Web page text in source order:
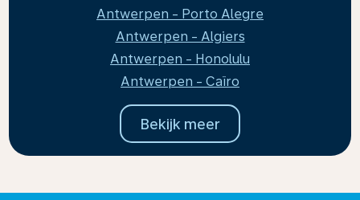
Antwerpen - Porto Alegre
Antwerpen - Algiers
Antwerpen - Honolulu
Antwerpen - Caïro
Bekijk meer